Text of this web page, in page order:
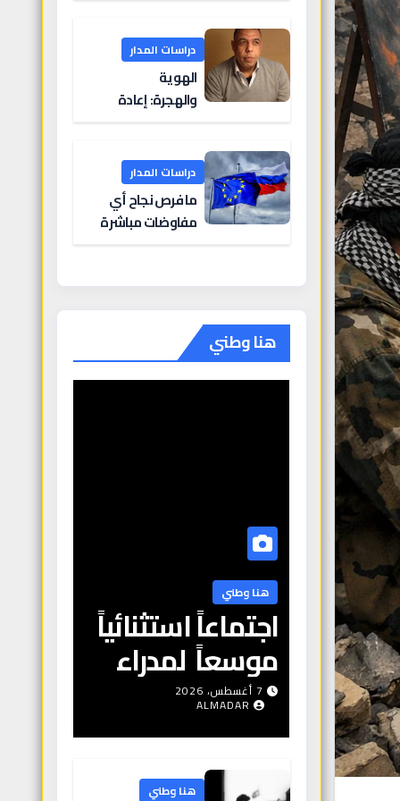
دراسات المدار
الهوية
والهجرة: إعادة
دراسات المدار
ما فرص نجاح أي
مفاوضات مباشرة
هنا وطني
هنا وطني
اجتماعاً استثنائياً
موسعاً لمدراء
المعاهد
والجامعات
الخاصة وأعضاء
7 أغسطس، 2026
ALMADAR
هنا وطني